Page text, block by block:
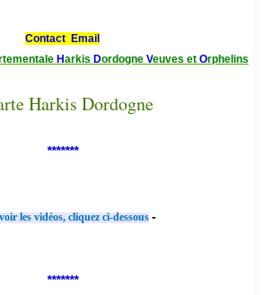
Contact Email
Harkis Dordogne Veuves et Orphelins
*******
les vidéos, cliquez ci-dessous -
*******